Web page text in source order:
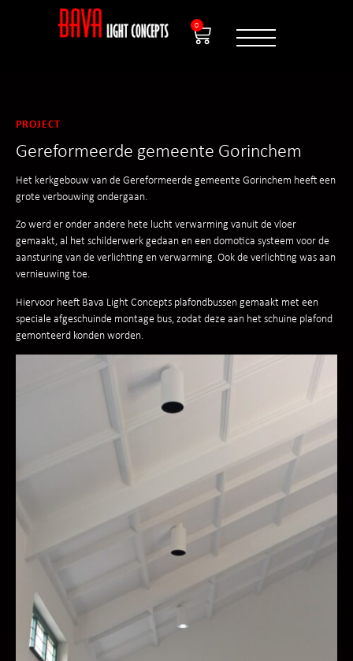
0
PROJECT
Gereformeerde gemeente Gorinchem
Het kerkgebouw van de Gereformeerde gemeente Gorinchem heeft een
grote verbouwing ondergaan.
Zo werd er onder andere hete lucht verwarming vanuit de vloer
gemaakt, al het schilderwerk gedaan en een domotica systeem voor de
aansturing van de verlichting en verwarming. Ook de verlichting was aan
vernieuwing toe.
Hiervoor heeft Bava Light Concepts plafondbussen gemaakt met een
speciale afgeschuinde montage bus, zodat deze aan het schuine plafond
gemonteerd konden worden.